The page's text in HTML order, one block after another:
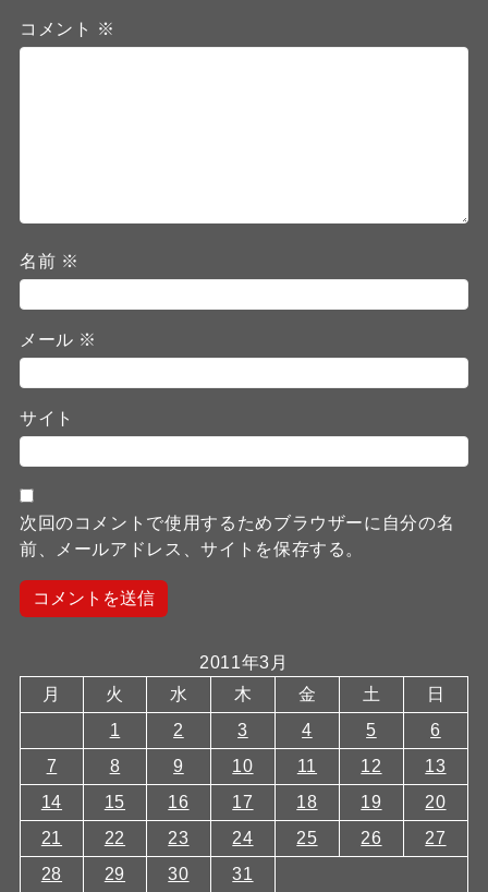
コメント ※
名前 ※
メール ※
サイト
次回のコメントで使用するためブラウザーに自分の名
前、メールアドレス、サイトを保存する。
2011年3月
月
火 水 木 金 土
日
1
2 3 4 5
6
7
8 9 10 11 12
13
14
15 16 17 18 19
20
21
22 23 24 25 26
27
28
29 30 31